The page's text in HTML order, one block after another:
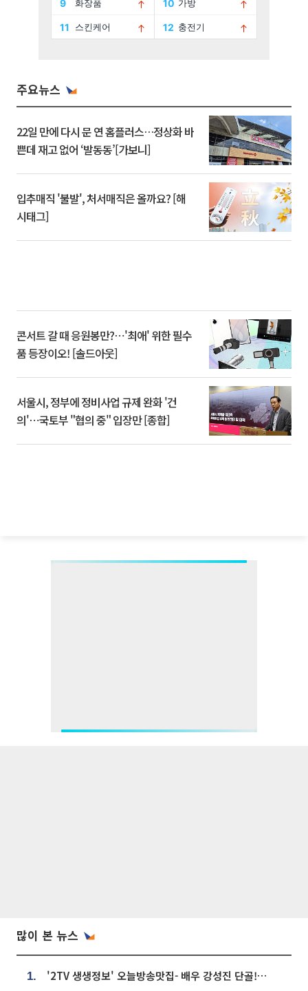
주요뉴스
22일 만에 다시 문 연 홈플러스…정상화 바
쁜데 재고 없어 ‘발동동’[가보니]
입추매직 '불발', 처서매직은 올까요? [해
시태그]
콘서트 갈 때 응원봉만?⋯'최애' 위한 필수
품 등장이오! [솔드아웃]
서울시, 정부에 정비사업 규제 완화 '건
의'⋯국토부 "협의 중" 입장만 [종합]
많이 본 뉴스
1. '2TV 생생정보' 오늘방송맛집- 배우 강성진 단골! 쌀국수ㆍ푸팟퐁 커리 맛집 '블○○○'